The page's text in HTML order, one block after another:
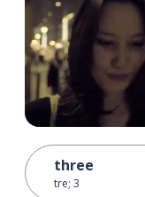
three
tre; 3